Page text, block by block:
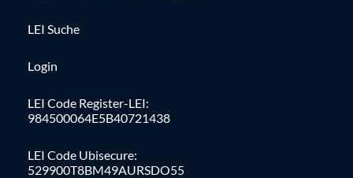
LEI Suche
Login
LEI Code Register-LEI:
984500064E5B40721438
LEI Code Ubisecure:
529900T8BM49AURSDO55